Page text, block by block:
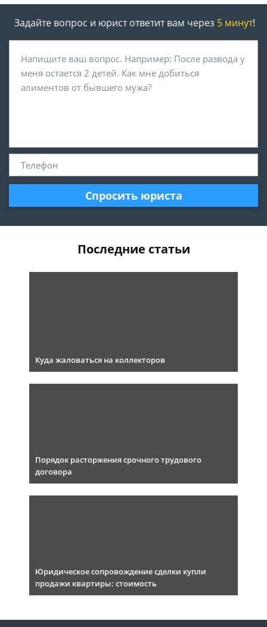
Задайте вопрос и юрист ответит вам через 5 минут!
Спросить юриста
Последние статьи
Куда жаловаться на коллекторов
Порядок расторжения срочного трудового
договора
Юридическое сопровождение сделки купли
продажи квартиры: стоимость